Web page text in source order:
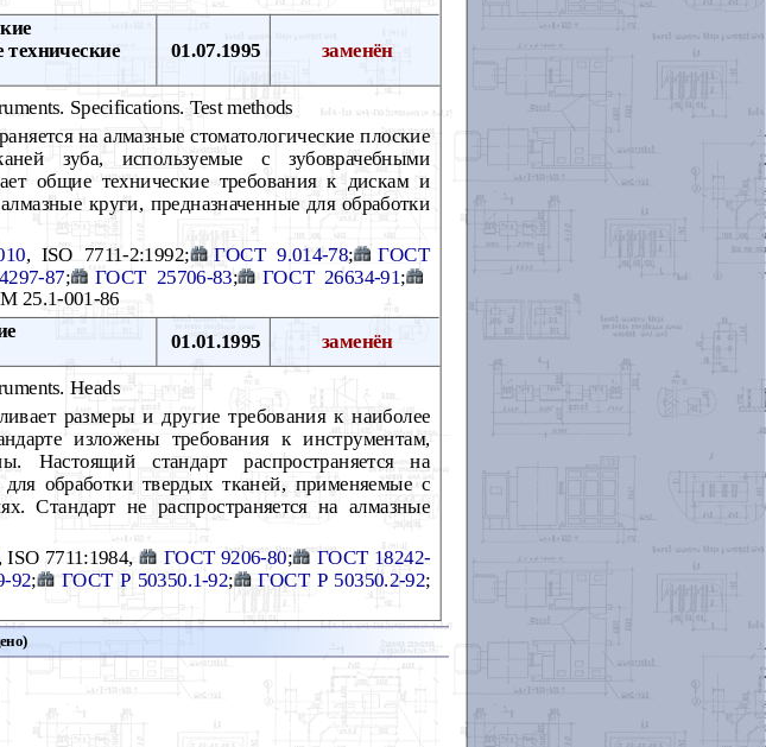
01.07.1995 заменён
Specifications. Test methods
на алмазные стоматологические плоские
зуба, используемые с зубоврачебными
общие технические требования к дискам и
круги, предназначенные для обработки
, ISO 7711-2:1992; ГОСТ 9.014-78; ГОСТ
87; ГОСТ 25706-83; ГОСТ 26634-91;
25.1-001-86
01.01.1995 заменён
Heads
размеры и другие требования к наиболее
изложены требования к инструментам,
Настоящий стандарт распространяется на
для обработки твердых тканей, применяемые с
Стандарт не распространяется на алмазные
, ISO 7711:1984, ГОСТ 9206-80; ГОСТ 18242-
92; ГОСТ Р 50350.1-92; ГОСТ Р 50350.2-92;